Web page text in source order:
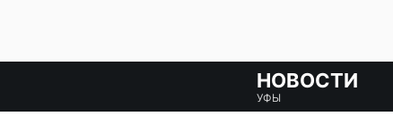
НОВОСТИ
УФЫ